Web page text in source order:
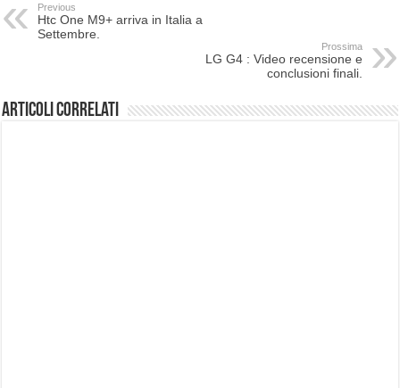
Previous
Htc One M9+ arriva in Italia a
Settembre.
Prossima
LG G4 : Video recensione e
conclusioni finali.
Articoli correlati